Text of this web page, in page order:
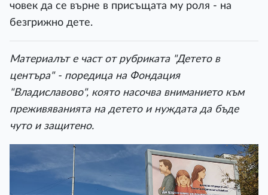
човек да се върне в присъщата му роля - на
безгрижно дете.
Материалът е част от рубриката "Детето в
центъра" - поредица на Фондация
"Владиславово", която насочва вниманието към
преживяванията на детето и нуждата да бъде
чуто и защитено.